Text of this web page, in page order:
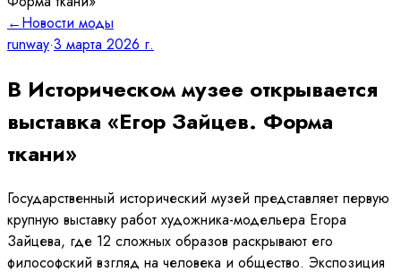
←Новости моды
runway·3 марта 2026 г.
В Историческом музее открывается
выставка «Егор Зайцев. Форма
ткани»
Государственный исторический музей представляет первую
крупную выставку работ художника-модельера Егора
Зайцева, где 12 сложных образов раскрывают его
философский взгляд на человека и общество. Экспозиция